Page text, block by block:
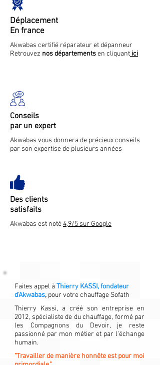
Déplacement
En france
Akwabas certifié réparateur et dépanneur
Retrouvez nos départementsen cliquant ici
Conseils
par un expert
Akwabas vous donnera de précieux conseils
par son expertise de plusieurs années
Des clients
satisfaits
Akwabas est noté4,9/5 sur Google
Faites appel à Thierry KASSI, fondateur
d'Akwabas, pour votre chauffage Sofath
Thierry Kassi, a créé son entreprise en
2012, spécialiste de du chauffage, formé par
les Compagnons du Devoir, je reste
passionné par mon métier et par l'échange
humain.
"Travailler de manière honnête est pour moi